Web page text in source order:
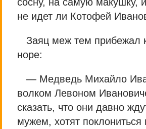
не идет ли Котофей
Заяц меж тем прибежал
норе:
— Медведь Михайло
волком Левоном
сказать, что они давно
мужем, хотят